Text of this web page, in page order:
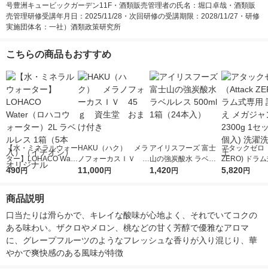
号豊洲キュービックガーデン11F・酒類販売管理者の氏名：堀口卓哉・酒類販
売管理研修受講年月日：2025/11/28・次回研修の受講期限：2028/11/27・研修
実施団体名：一社）酒類政策研究所
こちらの商品もおすすめ
【水・ミネラルウォー
ター】LOHACO Wate
r（ロハコウォータ
シ） オリジナル
490円
HAKU（ハク） メラ
ノフォーカスＩＶ 4
5ｇ 資生堂 おまけ
11,000円
アイリスフーズ 富士
山の強炭酸水 ラベル
レス 500ml 1箱（24
1,420円
アタックゼロ
ZERO) ドラ
詰め替え メガ
5,820円
商品説明
口当たりは滑らかで、キレイな酸味が心地よく、それでいてコクの
ある味わい。ザクロやメロン、桃などの甘く芳醇で優雅なアロマ
に、グレープフルーツのようなフレッシュな香りが入り混じり、華
やかで爽快感のある風味が特徴